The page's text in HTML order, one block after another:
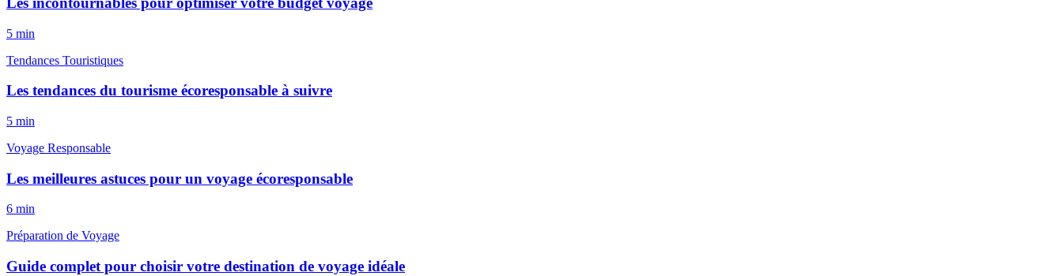
5 min
Tendances Touristiques
Les tendances du tourisme écoresponsable à suivre
5 min
Voyage Responsable
Les meilleures astuces pour un voyage écoresponsable
6 min
Préparation de Voyage
Guide complet pour choisir votre destination de voyage idéale